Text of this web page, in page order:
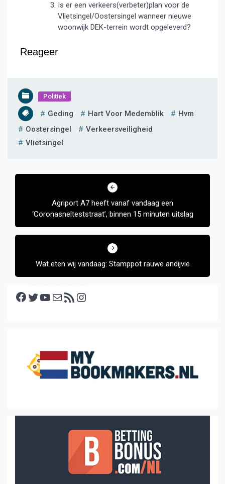
Is er een verkeers(verbeter)plan voor de
Vlietsingel/Oostersingel wanneer nieuwe
woonwijk DEK-terrein wordt opgeleverd?
Reageer
Politiek
Geding Hart Voor Medemblik
Hvm
Oostersingel
Verkeersveiligheid
Vlietsingel
Bericht
Agriport A7 heeft vanaf vandaag een
‘Coronasnelteststraat’, binnen 15 minuten uitslag
Wat eten wij vandaag: Stamppot rauwe andijvie
Facebook Twitter YouTube E-mail RSS feed